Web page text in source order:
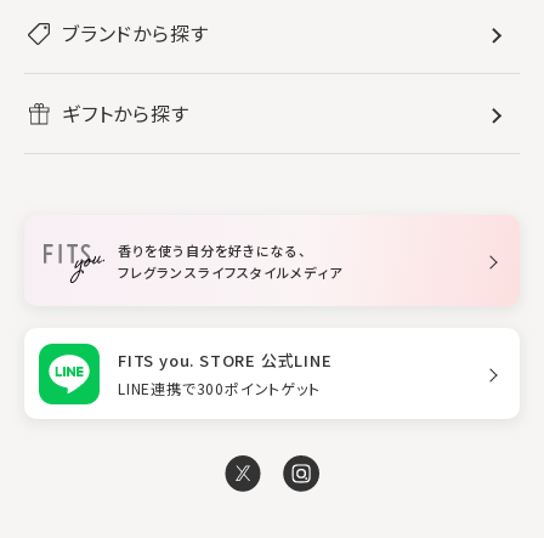
レディース香水
メンズ香水
ボディミスト・スプレー
すべてのバス・ボディケア
ボディ・ハンドクリーム
入浴剤
ホームフレグランス
ルームフレグランス
スタイリング
リフレッシュしたい
ブランドから探す
ギフトから探す
香りを使う自分を好きになる、
フレグランスライフスタイルメディア
FITS you. STORE 公式LINE
LINE連携で300ポイントゲット